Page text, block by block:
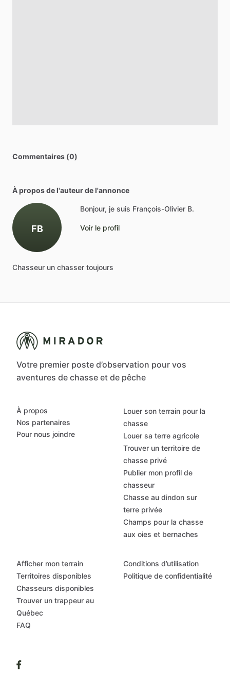
Commentaires (0)
À propos de l'auteur de l'annonce
FB
Bonjour, je suis François-Olivier B.
Voir le profil
Chasseur un chasser toujours
Votre premier poste d’observation pour vos
aventures de chasse et de pêche
À propos
Nos partenaires
Pour nous joindre
Louer son terrain pour la
chasse
Louer sa terre agricole
Trouver un territoire de
chasse privé
Publier mon profil de
chasseur
Chasse au dindon sur
terre privée
Champs pour la chasse
aux oies et bernaches
Afficher mon terrain
Territoires disponibles
Chasseurs disponibles
Trouver un trappeur au
Québec
FAQ
Conditions d’utilisation
Politique de confidentialité